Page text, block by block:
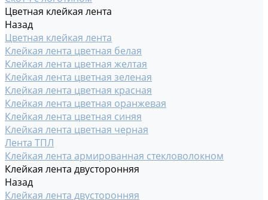
Цветная клейкая лента
Назад
Цветная клейкая лента
Клейкая лента цветная белая
Клейкая лента цветная желтая
Клейкая лента цветная зеленая
Клейкая лента цветная красная
Клейкая лента цветная оранжевая
Клейкая лента цветная синяя
Клейкая лента цветная черная
Лента ТПЛ
Клейкая лента армированная стекловолокном
Клейкая лента двусторонняя
Назад
Клейкая лента двусторонняя